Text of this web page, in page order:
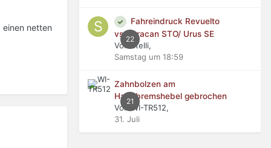
netten
22
Fahreindruck Revuelto
vs Huracan STO/ Urus SE
Von stelli,
Samstag um 18:59
21
Zahnbolzen am
Handbremshebel gebrochen
Von WI-TR512,
31. Juli